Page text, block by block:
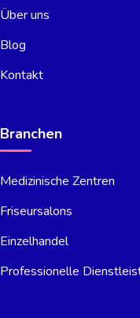
Über uns
Blog
Kontakt
Branchen
Medizinische Zentren
Friseursalons
Einzelhandel
Professionelle